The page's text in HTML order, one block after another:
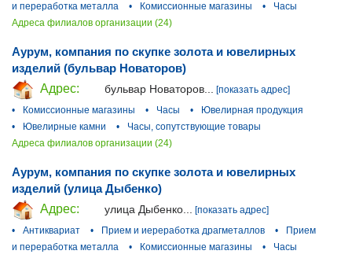
и переработка металла
• Комиссионные магазины •
Часы
Адреса филиалов организации (24)
Аурум, компания по скупке золота и ювелирных
изделий (бульвар Новаторов)
Адрес:
бульвар Новаторов...
[показать адрес]
•
Комиссионные магазины • Часы •
Ювелирная продукция
•
Ювелирные камни •
Часы, сопутствующие товары
Адреса филиалов организации (24)
Аурум, компания по скупке золота и ювелирных
изделий (улица Дыбенко)
Адрес:
улица Дыбенко...
[показать адрес]
•
Антиквариат • Прием и иереработка драгметаллов •
Прием
и переработка металла
• Комиссионные магазины •
Часы